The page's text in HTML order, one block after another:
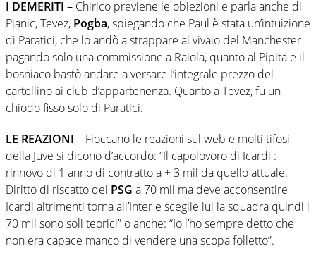
I DEMERITI – Chirico previene le obiezioni e parla anche di
Pjanic, Tevez, Pogba, spiegando che Paul è stata un’intuizione
di Paratici, che lo andò a strappare al vivaio del Manchester
pagando solo una commissione a Raiola, quanto al Pipita e il
bosniaco bastò andare a versare l’integrale prezzo del
cartellino ai club d’appartenenza. Quanto a Tevez, fu un
chiodo fisso solo di Paratici.
LE REAZIONI – Fioccano le reazioni sul web e molti tifosi
della Juve si dicono d’accordo: “Il capolovoro di Icardi :
rinnovo di 1 anno di contratto a + 3 mil da quello attuale.
Diritto di riscatto del PSG a 70 mil ma deve acconsentire
Icardi altrimenti torna all’Inter e sceglie lui la squadra quindi i
70 mil sono soli teorici” o anche: “Io l’ho sempre detto che
non era capace manco di vendere una scopa folletto”.